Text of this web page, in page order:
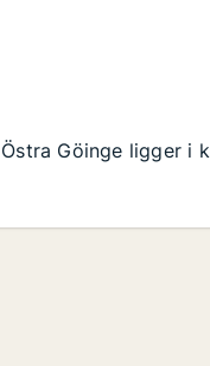
Göinge ligger i